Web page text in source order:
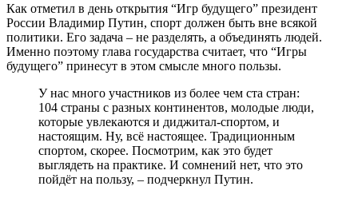
Как отметил в день открытия “Игр будущего” президент
России Владимир Путин, спорт должен быть вне всякой
политики. Его задача – не разделять, а объединять людей.
Именно поэтому глава государства считает, что “Игры
будущего” принесут в этом смысле много пользы.
У нас много участников из более чем ста стран:
104 страны с разных континентов, молодые люди,
которые увлекаются и диджитал-спортом, и
настоящим. Ну, всё настоящее. Традиционным
спортом, скорее. Посмотрим, как это будет
выглядеть на практике. И сомнений нет, что это
пойдёт на пользу, – подчеркнул Путин.